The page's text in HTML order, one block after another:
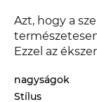
Azt, hogy a
Ezzel az
Az újChloé
haladsz a
nagyságok
Stílus